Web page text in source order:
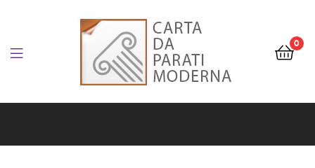
Carta
da
0
da
Parati